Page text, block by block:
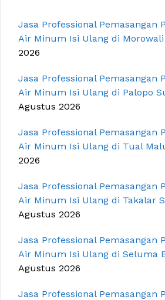
Jasa Professional Pemasangan
Air Minum Isi Ulang di
2026
Jasa Professional Pemasangan
Air Minum Isi Ulang di Palopo
Agustus 2026
Jasa Professional Pemasangan
Air Minum Isi Ulang di Tual
2026
Jasa Professional Pemasangan
Air Minum Isi Ulang di Takalar
Agustus 2026
Jasa Professional Pemasangan
Air Minum Isi Ulang di Seluma
Agustus 2026
Jasa Professional Pemasangan